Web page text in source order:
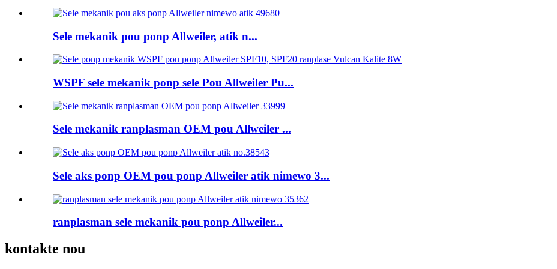
Sele mekanik pou ponp Allweiler, atik n...
WSPF sele mekanik ponp sele Pou Allweiler Pu...
Sele mekanik ranplasman OEM pou Allweiler ...
Sele aks ponp OEM pou ponp Allweiler atik nimewo 3...
ranplasman sele mekanik pou ponp Allweiler...
kontakte nou